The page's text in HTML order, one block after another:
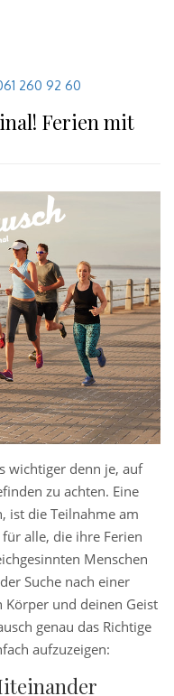
260 92 60
Ferien mit
wichtiger denn je, auf
zu achten. Eine
ist die Teilnahme am
alle, die ihre Ferien
Menschen
Suche nach einer
Körper und deinen Geist
genau das Richtige
aufzuzeigen: